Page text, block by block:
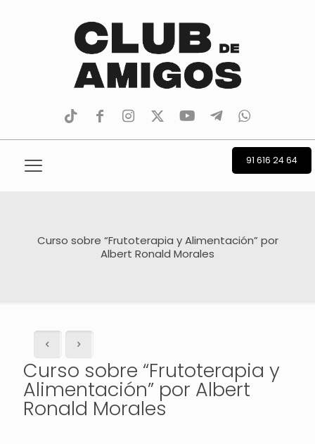
tiktokfacebookinstagram
TwitterYoutubeTelegramwhatsapp
91 616 24 64
Curso sobre “Frutoterapia y Alimentación” por
Albert Ronald Morales
Curso sobre “Frutoterapia y
Alimentación” por Albert
Ronald Morales